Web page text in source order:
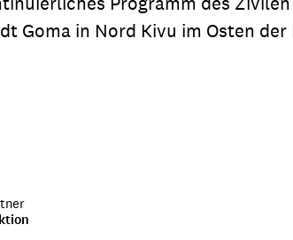
& Jahresbericht
zahlreichen Publikationen & Materialien:
Goma in Nord Kivu im Osten